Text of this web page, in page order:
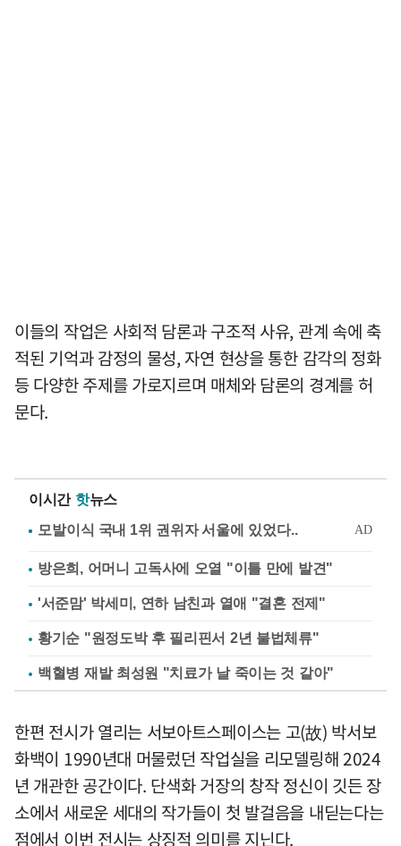
이들의 작업은 사회적 담론과 구조적 사유, 관계 속에 축
적된 기억과 감정의 물성, 자연 현상을 통한 감각의 정화
등 다양한 주제를 가로지르며 매체와 담론의 경계를 허
문다.
이시간 핫뉴스
방은희, 어머니 고독사에 오열 "이틀 만에 발견"
'서준맘' 박세미, 연하 남친과 열애 "결혼 전제"
황기순 "원정도박 후 필리핀서 2년 불법체류"
백혈병 재발 최성원 "치료가 날 죽이는 것 같아"
한편 전시가 열리는 서보아트스페이스는 고(故) 박서보
화백이 1990년대 머물렀던 작업실을 리모델링해 2024
년 개관한 공간이다. 단색화 거장의 창작 정신이 깃든 장
소에서 새로운 세대의 작가들이 첫 발걸음을 내딛는다는
점에서 이번 전시는 상징적 의미를 지닌다.